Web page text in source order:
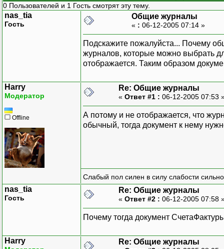
0 Пользователей и 1 Гость смотрят эту тему.
nas_tia
Гость
Общие журналы
« : 06-12-2005 07:14 »
Подскажите пожалуйста... Почему
журналов, которые можно выбрать
отображается. Таким образом
Harry
Модератор
Offline
Re: Общие журналы
« Ответ #1 : 06-12-2005 07:53
А потому и не отображается, что
обычный, тогда документ к нему
Слабый пол силен в силу слабости
nas_tia
Гость
Re: Общие журналы
« Ответ #2 : 06-12-2005 07:58
Почему тогда документ
Harry Re: Общие журналы